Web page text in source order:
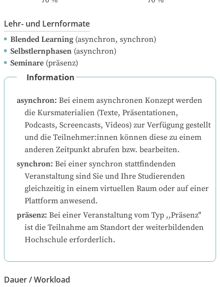
Lehr- und Lernformate
Blended Learning(asynchron, synchron)
Selbstlernphasen (asynchron)
Seminare (präsenz)
Information
asynchron: Bei einem asynchronen Konzept werden
die Kursmaterialien (Texte, Präsentationen,
Podcasts, Screencasts, Videos) zur Verfügung gestellt
und die Teilnehmer:innen können diese zu einem
anderen Zeitpunkt abrufen bzw. bearbeiten.
synchron: Bei einer synchron stattfindenden
Veranstaltung sind Sie und Ihre Studierenden
gleichzeitig in einem virtuellen Raum oder auf einer
Plattform anwesend.
präsenz: Bei einer Veranstaltung vom Typ ,,Präsenz"
ist die Teilnahme am Standort der weiterbildenden
Hochschule erforderlich.
Dauer / Workload